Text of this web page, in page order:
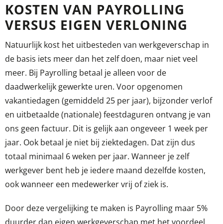
KOSTEN VAN PAYROLLING
VERSUS EIGEN VERLONING
Natuurlijk kost het uitbesteden van werkgeverschap in
de basis iets meer dan het zelf doen, maar niet veel
meer. Bij Payrolling betaal je alleen voor de
daadwerkelijk gewerkte uren. Voor opgenomen
vakantiedagen (gemiddeld 25 per jaar), bijzonder verlof
en uitbetaalde (nationale) feestdaguren ontvang je van
ons geen factuur. Dit is gelijk aan ongeveer 1 week per
jaar. Ook betaal je niet bij ziektedagen. Dat zijn dus
totaal minimaal 6 weken per jaar. Wanneer je zelf
werkgever bent heb je iedere maand dezelfde kosten,
ook wanneer een medewerker vrij of ziek is.
Door deze vergelijking te maken is Payrolling maar 5%